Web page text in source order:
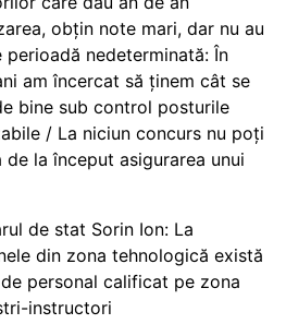
obțin note mari, dar nu au
perioadă nedeterminată: În
am încercat să ținem cât se
bine sub control posturile
/ La niciun concurs nu poți
de la început asigurarea unui
de stat Sorin Ion: La
din zona tehnologică există
personal calificat pe zona
instructori